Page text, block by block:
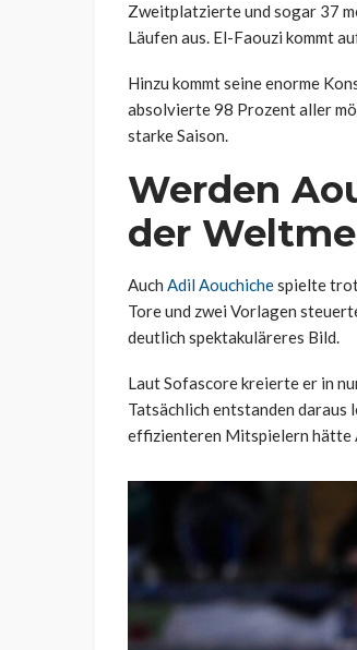
Zweitplatzierte und sogar 37
Läufen aus. El-Faouzi kommt
Hinzu kommt seine enorme
absolvierte 98 Prozent aller
starke Saison.
Werden
der
Auch Adil Aouchichespielte
Tore und zwei Vorlagen
deutlich spektakuläreres Bild.
Laut Sofascore kreierte er in
Tatsächlich entstanden
effizienteren Mitspielern hätte